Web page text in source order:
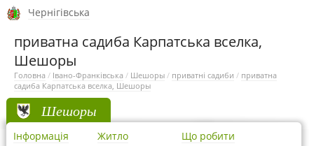
Чернігівська
приватна садиба Карпатська вселка,
Шешоры
Головна / Івано-Франківська / Шешоры / приватні садиби / приватна
садиба Карпатська вселка, Шешоры
Шешоры
Інформація Житло Що робити